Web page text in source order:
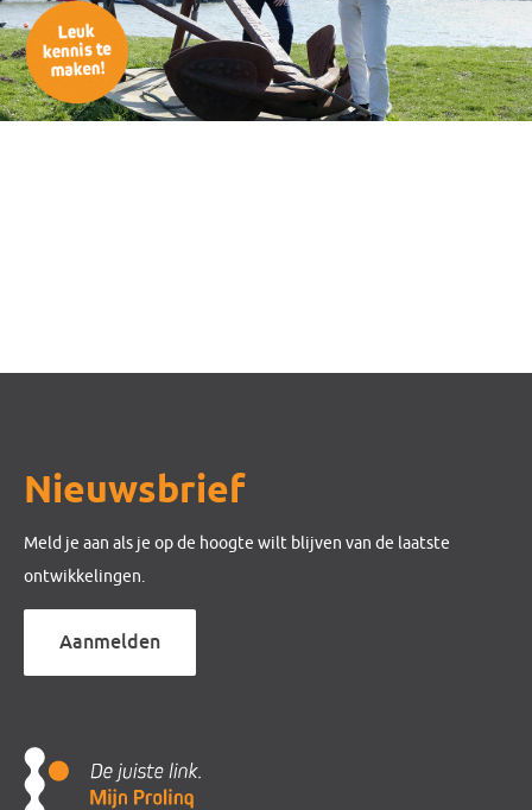
Nieuwsbrief
Meld je aan als je op de hoogte wilt blijven van de laatste
ontwikkelingen.
Aanmelden